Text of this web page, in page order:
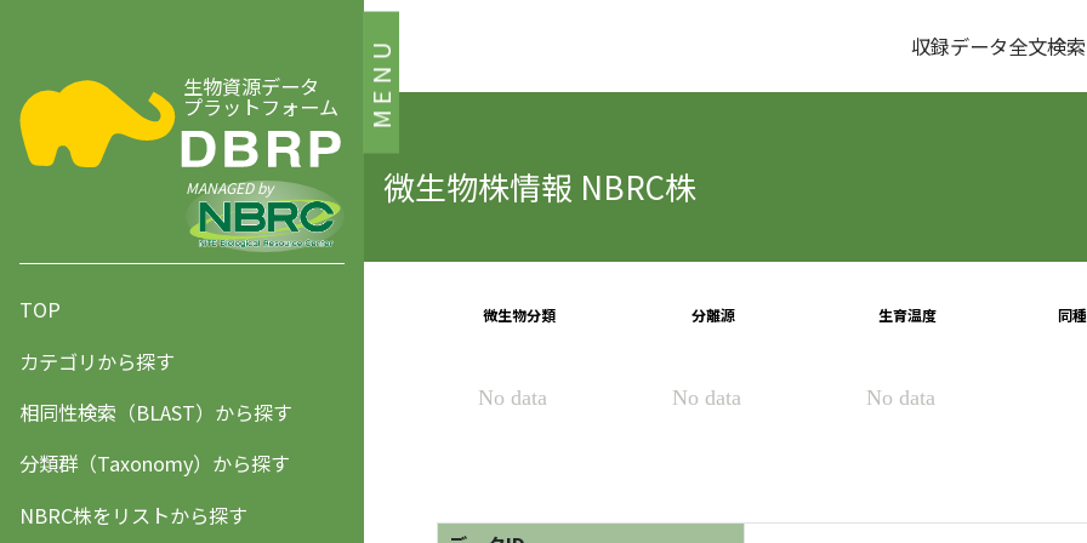
MENU
生物資源データ
プラットフォーム
MANAGED by
TOP
カテゴリから探す
相同性検索（BLAST）から探す
分類群（Taxonomy）から探す
NBRC株をリストから探す
収録データ全文検索
微生物株情報 NBRC株